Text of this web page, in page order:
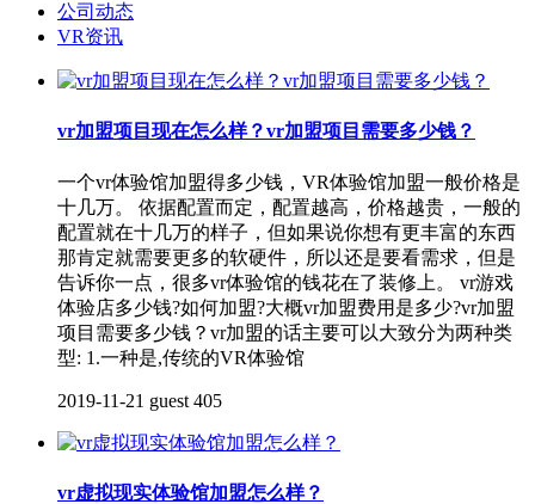
公司动态
VR资讯
vr加盟项目现在怎么样？vr加盟项目需要多少钱？
一个vr体验馆加盟得多少钱，VR体验馆加盟一般价格是
十几万。 依据配置而定，配置越高，价格越贵，一般的
配置就在十几万的样子，但如果说你想有更丰富的东西
那肯定就需要更多的软硬件，所以还是要看需求，但是
告诉你一点，很多vr体验馆的钱花在了装修上。 vr游戏
体验店多少钱?如何加盟?大概vr加盟费用是多少?vr加盟
项目需要多少钱？vr加盟的话主要可以大致分为两种类
型: 1.一种是,传统的VR体验馆
2019-11-21 guest 405
vr虚拟现实体验馆加盟怎么样？